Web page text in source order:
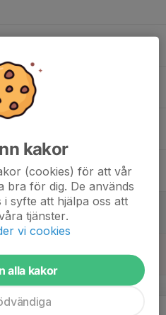
v.52
kakor
(cookies) för att vår
bra för dig. De används
syfte att hjälpa oss att
tjänster.
vi cookies
alla kakor